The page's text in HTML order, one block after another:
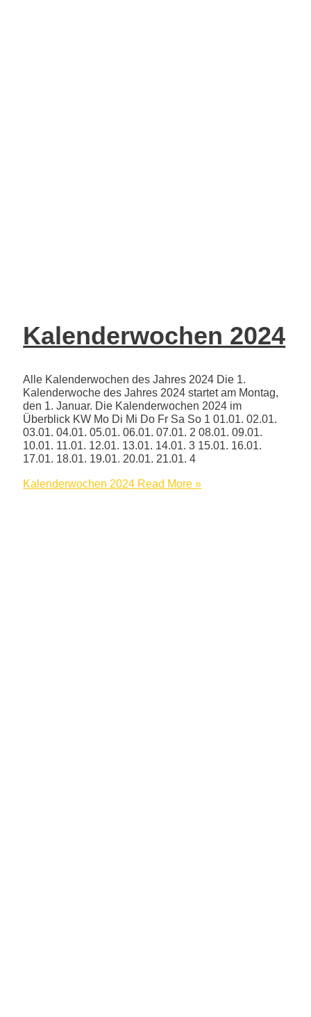
Kalenderwochen 2024
Alle Kalenderwochen des Jahres 2024 Die 1.
Kalenderwoche des Jahres 2024 startet am Montag,
den 1. Januar. Die Kalenderwochen 2024 im
Überblick KW Mo Di Mi Do Fr Sa So 1 01.01. 02.01.
03.01. 04.01. 05.01. 06.01. 07.01. 2 08.01. 09.01.
10.01. 11.01. 12.01. 13.01. 14.01. 3 15.01. 16.01.
17.01. 18.01. 19.01. 20.01. 21.01. 4
Kalenderwochen 2024 Read More »